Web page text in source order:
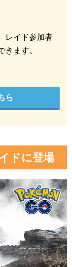
レイド参加者
ます。
ら
ドに登場